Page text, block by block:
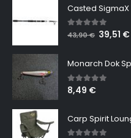
Casted
5.00out of 5
43,90€ 39,51 €
Monarch Dok
5.00 out of 5
8,49 €
Carp Spirit